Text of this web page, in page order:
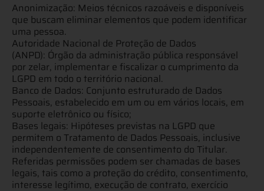
Anonimização: Meios técnicos razoáveis e disponíveis
que buscam eliminar elementos que podem identificar
uma pessoa.
Autoridade Nacional de Proteção de Dados
(ANPD): Órgão da administração pública responsável
por zelar, implementar e fiscalizar o cumprimento da
LGPD em todo o território nacional.
Banco de Dados: Conjunto estruturado de Dados
Pessoais, estabelecido em um ou em vários locais, em
suporte eletrônico ou físico;
Bases legais: Hipóteses previstas na LGPD que
permitem o Tratamento de Dados Pessoais, inclusive
independentemente de consentimento do Titular.
Referidas permissões podem ser chamadas de bases
legais, tais como a proteção do crédito, consentimento,
interesse legítimo, execução de contrato, exercício